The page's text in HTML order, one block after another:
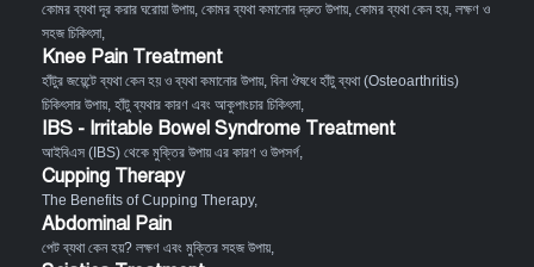
কোমর ব্যথা দূর করার ঘরোয়া উপায়, কোমর ব্যথা কমানোর দ্রুত উপায়, কোমর ব্যথা কেন হয়, লক্ষণ ও
সহজ চিকিৎসা,
Knee Pain Treatment
হাঁটুর জয়েন্টে ব্যথা কেন হয় ও ব্যথা কমানোর উপায়, বিনা ঔষধে হাঁটু ব্যথা (Osteoarthritis)
চিকিৎসার উপায়, হাঁটু ব্যথার কারণ এবং আকুপাংচার চিকিৎসা,
IBS - Irritable Bowel Syndrome Treatment
আইবিএস (IBS) থেকে মুক্তির উপায় এর কারণ ও উপসর্গ,
Cupping Therapy
The Benefits of Cupping Therapy,
Abdominal Pain
পেট ব্যথা কেন হয়? লক্ষণ এবং মুক্তির সহজ উপায়,